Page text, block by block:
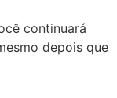
continuará
depois que